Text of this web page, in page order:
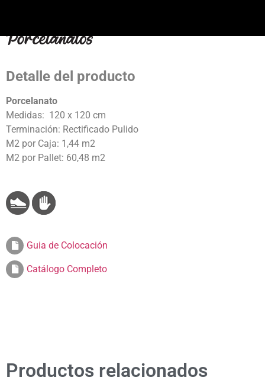
Detalle del producto
Porcelanato
Medidas: 120 x 120 cm
Terminación: Rectificado Pulido
M2 por Caja: 1,44 m2
M2 por Pallet: 60,48 m2
Guia de Colocación
Catálogo Completo
Productos relacionados